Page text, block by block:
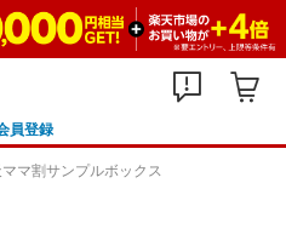
員登録
マ割サンプルボックス